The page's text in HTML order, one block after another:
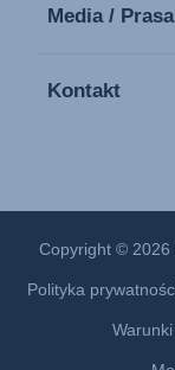
Media / Prasa
Kontakt
Copyright © 2026
Polityka